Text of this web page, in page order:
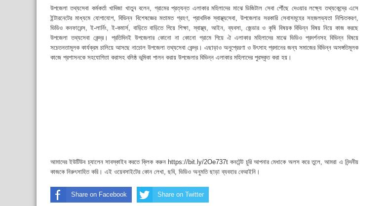
উপজেলা তথ্যসেবা কর্মকর্তা খাদিজা খাতুন বলেন, গ্রামের প্রত্যন্ত এলাকার মহিলাদের মাঝে ডিজিটাল সেবা পৌঁছে দেওয়ার লক্ষ্যে তথ্যকেন্দ্রে এসে
ইন্টারনেটের মাধ্যমে যোগাযোগ, বিভিন্ন বিশেষজ্ঞের মতামত গ্রহণ, প্রাথমিক স্বাস্থ্যসেবা, উপজেলার সরকারি সেবাসমূহের সহজলভ্যতা নিশ্চিতকরণ,
ভিডিও কনফারেন্স, ই-লার্নিং, ই-কমার্স, বাড়িতে বাড়িতে গিয়ে শিক্ষা, স্বাস্থ্য, আইন, ব্যবসা, জেন্ডার ও কৃষি বিষয়ক বিভিন্ন বিষয় নিয়ে কাজ করছে
উপজেলা তথ্যসেবা কেন্দ্র। প্রতিদিনই উপজেলার কোনো না কোনো গ্রামে গিয়ে ঐ এলাকার মহিলাদের মাঝে ভিডিও প্রদর্শনসহ বিভিন্ন বিষয়ে
সচেতনতামূলক কার্যক্রম চালিয়ে আসছে নাচোল উপজেলা তথ্যসেবা কেন্দ্র। এছাড়াও অনুপ্রেরণা ও উৎসাহ প্রদানের জন্য সমাজের বিভিন্ন অসঙ্গতিমূলক
কাজে প্রশাসনকে সহযোগিতা করাসহ বলিষ্ঠ ভূমিকা পালন করায় উপজেলার বিভিন্ন এলাকার মহিলাদের পুরস্কৃত করা হয়।
আমাদের ইউটিউব চ্যালেন সাবস্কাইব করতে ক্লিক করুন https://bit.ly/2Oe737t কনটেন্ট চুরি আপনার মেধাকে অলস করে তুলে, আমরা এ নিন্দনীয়
কাজকে নিরুৎসাহিত করি। এই ওয়েবসাইটের কোন লেখা, ছবি, ভিডিও অনুমতি ছাড়া ব্যবহার বেআইনি।
Share on Facebook Share on Twitter